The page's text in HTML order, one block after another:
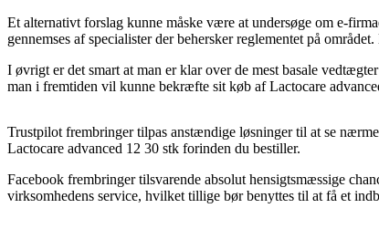
Et alternativt forslag kunne måske være at undersøge om e-
gennemses af specialister der behersker reglementet på
I øvrigt er det smart at man er klar over de mest basale
man i fremtiden vil kunne bekræfte sit køb af Lactocare
Trustpilot frembringer tilpas anstændige løsninger til at se
Lactocare advanced 12 30 stk forinden du bestiller.
Facebook frembringer tilsvarende absolut hensigtsmæssige
virksomhedens service, hvilket tillige bør benyttes til at få et